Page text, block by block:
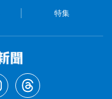
特集